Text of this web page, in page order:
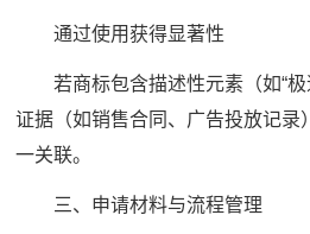
通过使用获得显著性
若商标包含描述性元素（如“极
证据（如销售合同、广告投放记录
一关联。
三、申请材料与流程管理